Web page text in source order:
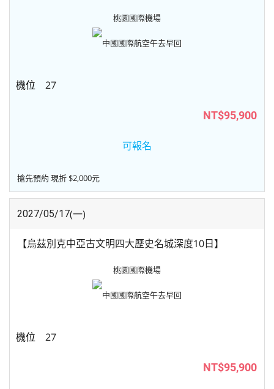
桃園國際機場
中國國際航空午去早回
27
NT$95,900
可報名
搶先預約 現折 $2,000元
2027/05/17(一)
【烏茲別克中亞古文明四大歷史名城深度10日】
桃園國際機場
中國國際航空午去早回
27
NT$95,900